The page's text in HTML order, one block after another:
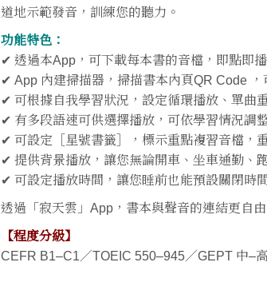
道地示範發音，訓練您的聽力。
功能特色：
✔ 透過本App，可下載每本書的音檔，即點即播
✔ App 內建掃描器，掃描書本內頁QR Code
✔ 可根據自我學習狀況，設定循環播放、單曲
✔ 有多段語速可供選擇播放，可依學習情況調
✔ 可設定［星號書籤］，標示重點複習音檔，
✔ 提供背景播放，讓您無論開車、坐車通勤、
✔ 可設定播放時間，讓您睡前也能預設關閉時
透過「寂天雲」App，書本與聲音的連結更自
【程度分級】
CEFR B1–C1／TOEIC 550–945／GEPT 中–